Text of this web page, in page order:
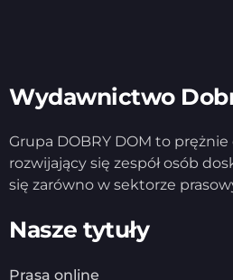
Wydawnictwo
Grupa DOBRY DOM to prężnie
rozwijający się zespół osób
się zarówno w sektorze
Nasze tytuły
Prasa online